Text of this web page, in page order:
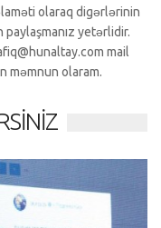
olaraq digərlərinin
paylaşmanız yetərlidir.
mail
məmnun olaram.